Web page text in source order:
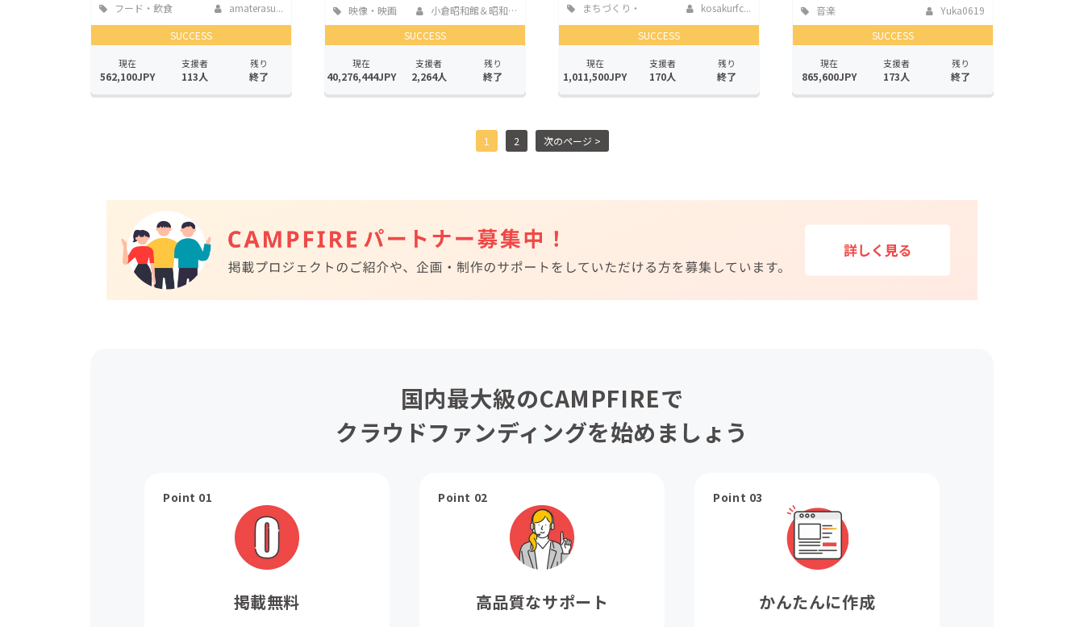
フード・飲食
店
amaterasu...
SUCCESS
現在
562,100JPY
支援者
113人
残り
終了
映像・映画
小倉昭和館＆昭和館...
SUCCESS
現在
40,276,444JPY
支援者
2,264人
残り
終了
まちづくり・
地域活性化
kosakurfc...
SUCCESS
現在
1,011,500JPY
支援者
170人
残り
終了
音楽
Yuka0619
SUCCESS
現在
865,600JPY
支援者
173人
残り
終了
1 2 次のページ >
国内最大級のCAMPFIREで
クラウドファンディングを始めましょう
Point 01
掲載無料
Point 02
高品質なサポート
Point 03
かんたんに作成